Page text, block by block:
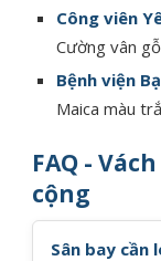
Công viên
Cường vân
Bệnh viện
Maica màu
FAQ -
cộng
Sân bay cần